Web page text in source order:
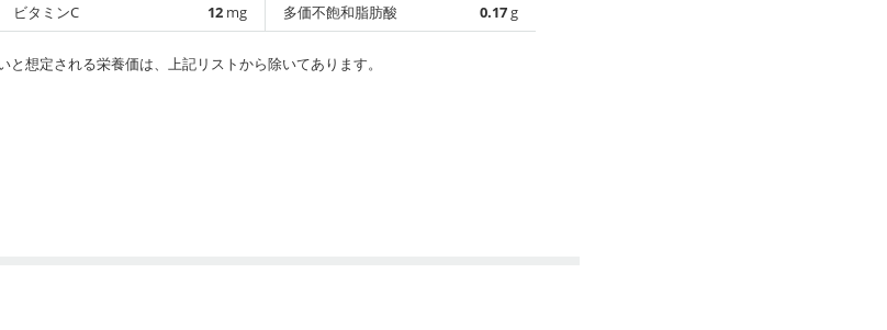
ビタミンC
12 mg
多価不飽和脂肪酸
0.17g
想定される栄養価は、上記リストから除いてあります。